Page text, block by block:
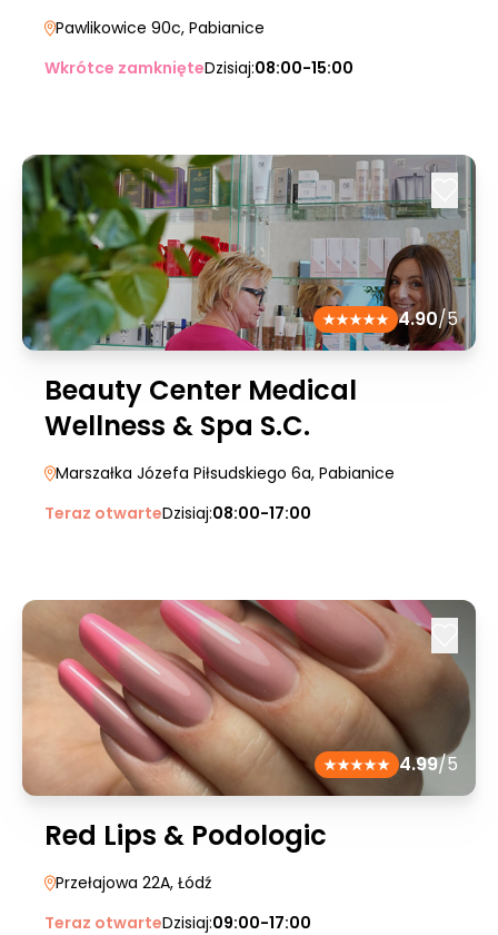
Pawlikowice 90c, Pabianice
Wkrótce zamknięteDzisiaj:08:00-15:00
4.90/5
Beauty Center Medical
Wellness & Spa S.C.
Marszałka Józefa Piłsudskiego 6a, Pabianice
Teraz otwarteDzisiaj:08:00-17:00
4.99/5
Red Lips & Podologic
Przełajowa 22A, Łódź
Teraz otwarteDzisiaj:09:00-17:00